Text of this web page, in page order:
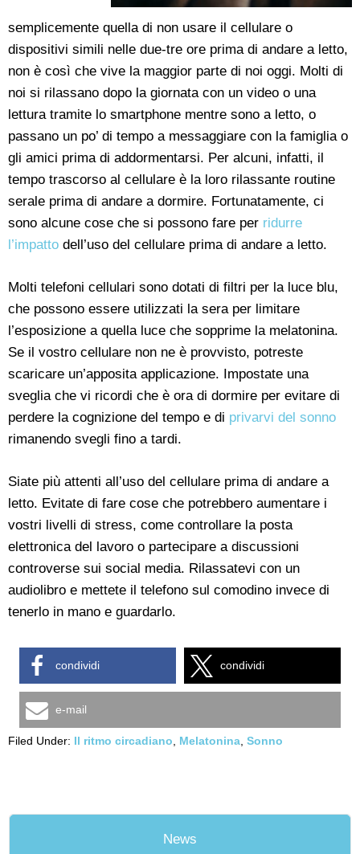
semplicemente quella di non usare il cellulare o
dispositivi simili nelle due-tre ore prima di andare a letto,
non è così che vive la maggior parte di noi oggi. Molti di
noi si rilassano dopo la giornata con un video o una
lettura tramite lo smartphone mentre sono a letto, o
passano un po’ di tempo a messaggiare con la famiglia o
gli amici prima di addormentarsi. Per alcuni, infatti, il
tempo trascorso al cellulare è la loro rilassante routine
serale prima di andare a dormire. Fortunatamente, ci
sono alcune cose che si possono fare per ridurre
l’impatto dell’uso del cellulare prima di andare a letto.
Molti telefoni cellulari sono dotati di filtri per la luce blu,
che possono essere utilizzati la sera per limitare
l’esposizione a quella luce che sopprime la melatonina.
Se il vostro cellulare non ne è provvisto, potreste
scaricare un’apposita applicazione. Impostate una
sveglia che vi ricordi che è ora di dormire per evitare di
perdere la cognizione del tempo e di privarvi del sonno
rimanendo svegli fino a tardi.
Siate più attenti all’uso del cellulare prima di andare a
letto. Evitate di fare cose che potrebbero aumentare i
vostri livelli di stress, come controllare la posta
elettronica del lavoro o partecipare a discussioni
controverse sui social media. Rilassatevi con un
audiolibro e mettete il telefono sul comodino invece di
tenerlo in mano e guardarlo.
condividi condividi
e-mail
Filed Under: Il ritmo circadiano Melatonina Sonno
News